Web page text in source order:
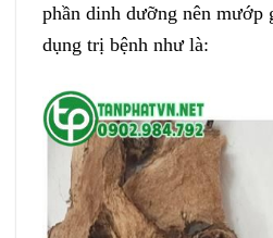
phần dinh dưỡng nên mướp
dụng trị bệnh như là: